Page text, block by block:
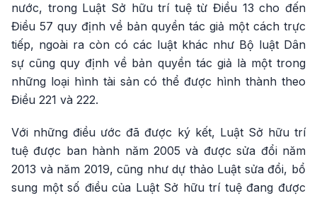
nước, trong Luật Sở hữu trí tuệ từ Điều 13 cho đến
Điều 57 quy định về bản quyền tác giả một cách trực
tiếp, ngoài ra còn có các luật khác như Bộ luật Dân
sự cũng quy định về bản quyền tác giả là một trong
những loại hình tài sản có thể được hình thành theo
Điều 221 và 222.
Với những điều ước đã được ký kết, Luật Sở hữu trí
tuệ được ban hành năm 2005 và được sửa đổi năm
2013 và năm 2019, cũng như dự thảo Luật sửa đổi, bổ
sung một số điều của Luật Sở hữu trí tuệ đang được